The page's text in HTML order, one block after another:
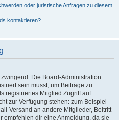
oder juristische Anfragen zu diesem
kontaktieren?
Die Board-Administration
sein musst, um Beiträge zu
registriertes Mitglied Zugriff auf
zur Verfügung stehen: zum Beispiel
Versand an andere Mitglieder, Beitritt
empfehlen dir eine Anmeldung, da sie